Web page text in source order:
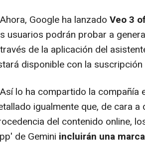
Ahora, Google ha lanzado Veo 3
usuarios podrán probar a
de la aplicación del
disponible con la suscripción
Así lo ha compartido la compañía
igualmente que, de cara
del contenido online,
de Gemini incluirán una